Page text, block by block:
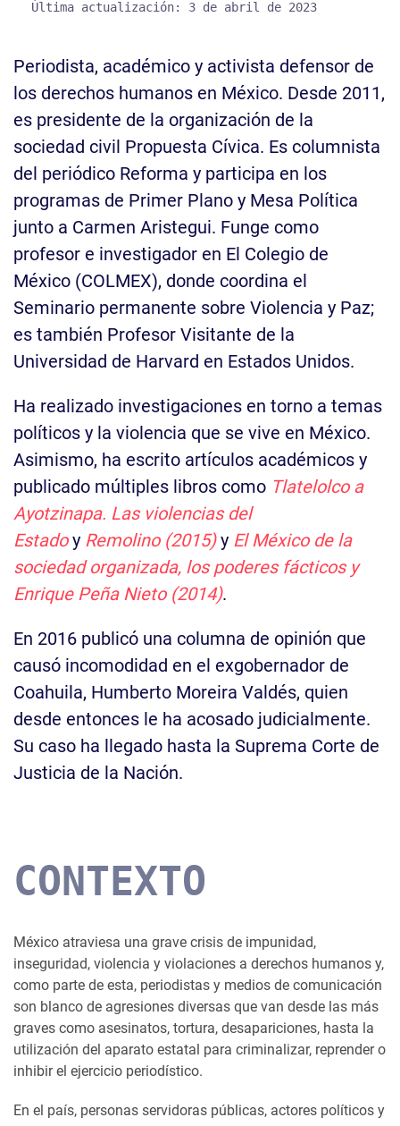
Periodista, académico y activista defensor de
los derechos humanos en México. Desde 2011,
es presidente de la organización de la
sociedad civil Propuesta Cívica. Es columnista
del periódico Reforma y participa en los
programas de Primer Plano y Mesa Política
junto a Carmen Aristegui. Funge como
profesor e investigador en El Colegio de
México (COLMEX), donde coordina el
Seminario permanente sobre Violencia y Paz;
es también Profesor Visitante de la
Universidad de Harvard en Estados Unidos.
Ha realizado investigaciones en torno a temas
políticos y la violencia que se vive en México.
Asimismo, ha escrito artículos académicos y
publicado múltiples libros como Tlatelolco a
Ayotzinapa. Las violencias del
Estado y Remolino (2015) y El México de la
sociedad organizada, los poderes fácticos y
Enrique Peña Nieto (2014).
En 2016 publicó una columna de opinión que
causó incomodidad en el exgobernador de
Coahuila, Humberto Moreira Valdés, quien
desde entonces le ha acosado judicialmente.
Su caso ha llegado hasta la Suprema Corte de
Justicia de la Nación.
CONTEXTO
México atraviesa una grave crisis de impunidad,
inseguridad, violencia y violaciones a derechos humanos y,
como parte de esta, periodistas y medios de comunicación
son blanco de agresiones diversas que van desde las más
graves como asesinatos, tortura, desapariciones, hasta la
utilización del aparato estatal para criminalizar, reprender o
inhibir el ejercicio periodístico.
En el país, personas servidoras públicas, actores políticos y